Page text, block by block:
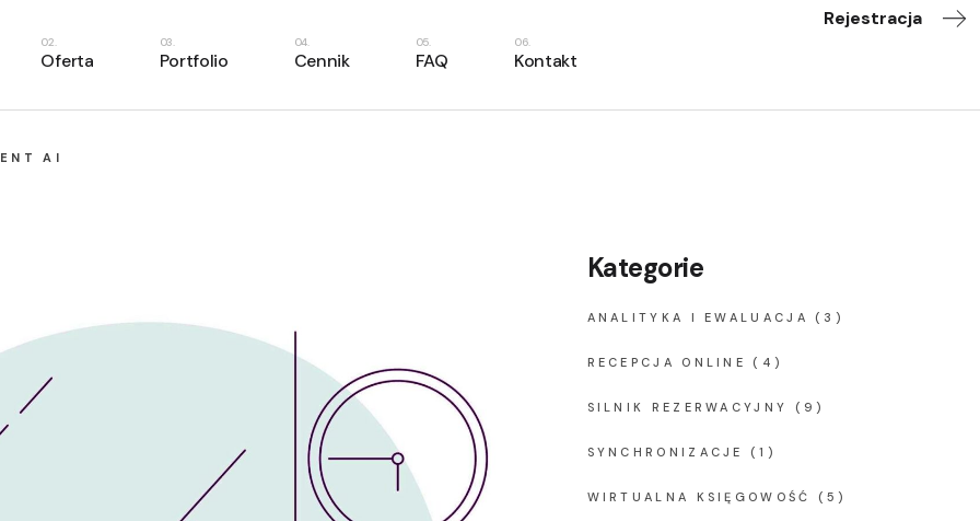
Oferta
Silnik rezerwacyjny
Portfolio Cennik FAQ Kontakt
Rejestracja
rezerwacyjny
księgowość
AI
Kategorie
ANALITYKA I EWALUACJA (3)
RECEPCJA ONLINE (4)
SILNIK REZERWACYJNY (9)
SYNCHRONIZACJE (1)
WIRTUALNA KSIĘGOWOŚĆ (5)